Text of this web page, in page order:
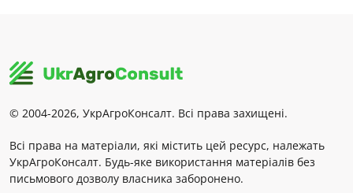
© 2004-2026, УкрАгроКонсалт. Всі права захищені.
Всі права на матеріали, які містить цей ресурс, належать
УкрАгроКонсалт. Будь-яке використання матеріалів без
письмового дозволу власника заборонено.